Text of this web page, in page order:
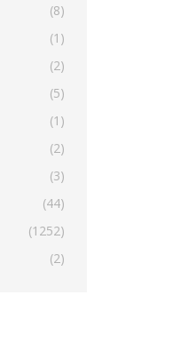
(8)
(1)
(2)
(5)
(1)
(2)
(3)
(44)
(1252)
(2)